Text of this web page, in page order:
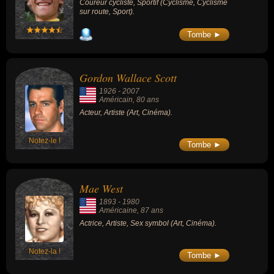
Coureur cycliste, Sportif (Cyclisme, Cyclisme
sur route, Sport).
Tombe ►
Notez-le !
Gordon Wallace Scott
1926 - 2007
Américain, 80 ans
Acteur, Artiste (Art, Cinéma).
Tombe ►
Notez-la !
Mae West
1893 - 1980
Américaine, 87 ans
Actrice, Artiste, Sex symbol (Art, Cinéma).
Tombe ►